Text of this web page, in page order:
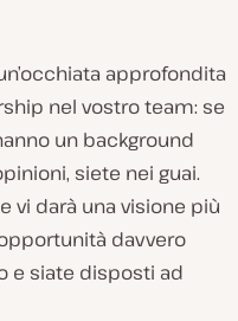
approfondita
nel vostro team: se
un background
siete nei guai.
vi darà una visione più
davvero
e siate disposti ad